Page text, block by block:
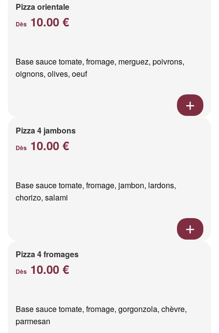
Pizza orientale
Dès 10.00 €
Base sauce tomate, fromage, merguez, poivrons,
oignons, olives, oeuf
Pizza 4 jambons
Dès 10.00 €
Base sauce tomate, fromage, jambon, lardons,
chorizo, salami
Pizza 4 fromages
Dès 10.00 €
Base sauce tomate, fromage, gorgonzola, chèvre,
parmesan